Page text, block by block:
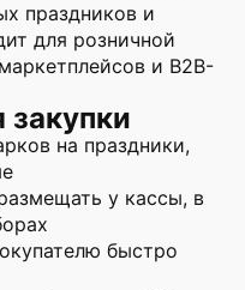
праздников и
для розничной
и B2B-
на праздники,
у кассы, в
быстро